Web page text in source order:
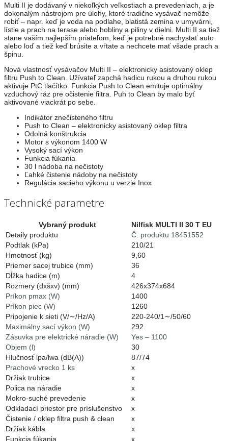
Multi II je dodávaný v niekoľkých veľkostiach a prevedeniach, a je
dokonalým nástrojom pre úlohy, ktoré tradične vysávač nemôže
robiť – napr. keď je voda na podlahe, blatistá zemina v umyvárni,
lístie a prach na terase alebo hobliny a piliny v dielni. Multi II sa tiež
stane vaším najlepším priateľom, keď je potrebné nachystať auto
alebo loď a tiež keď brúsite a vŕtate a nechcete mať všade prach a
špinu.
Nová vlastnosť vysávačov Multi II – elektronicky asistovaný oklep
filtru Push to Clean. Užívateľ zapchá hadicu rukou a druhou rukou
aktivuje PtC tlačítko. Funkcia Push to Clean emituje optimálny
vzduchový ráz pre očistenie filtra. Puh to Clean by malo byť
aktivované viackrát po sebe.
Indikátor znečisteného filtru
Push to Clean – elektronicky asistovaný oklep filtra
Odolná konštrukcia
Motor s výkonom 1400 W
Vysoký sací výkon
Funkcia fúkania
30 l nádoba na nečistoty
Ľahké čistenie nádoby na nečistoty
Regulácia sacieho výkonu u verzie Inox
Technické parametre
Vybraný produkt
Nilfisk MULTI II 30 T EU
Detaily produktu
Č. produktu 18451552
Podtlak (kPa)
210/21
Hmotnosť (kg)
9,60
Priemer sacej trubice (mm)
36
Dĺžka hadice (m)
4
Rozmery (dxšxv) (mm)
426x374x684
Príkon pmax (W)
1400
Príkon piec (W)
1260
Pripojenie k sieti (V/∼/Hz/A)
220-240/1∼/50/60
Maximálny sací výkon (W)
292
Zásuvka pre elektrické náradie (W)
Yes – 1100
Objem (l)
30
Hlučnosť lpa/lwa (dB(A))
87/74
Prachové vrecko 1 ks
x
Držiak trubice
x
Polica na náradie
x
Mokro-suché prevedenie
x
Odkladací priestor pre príslušenstvo
x
Čistenie / oklep filtra push & clean
x
Držiak kábla
x
Funkcia fúkania
x